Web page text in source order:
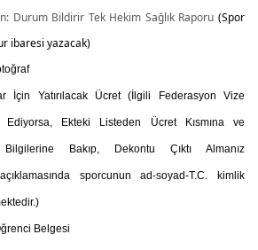
Durum Bildirir Tek Hekim Sağlık Raporu (Spor
ibaresi yazacak)
İçin Yatırılacak Ücret (İlgili Federasyon Vize
Ekteki Listeden Ücret Kısmına ve
Bakıp, Dekontu Çıktı Almanız
sporcunun ad-soyad-T.C. kimlik
Belgesi